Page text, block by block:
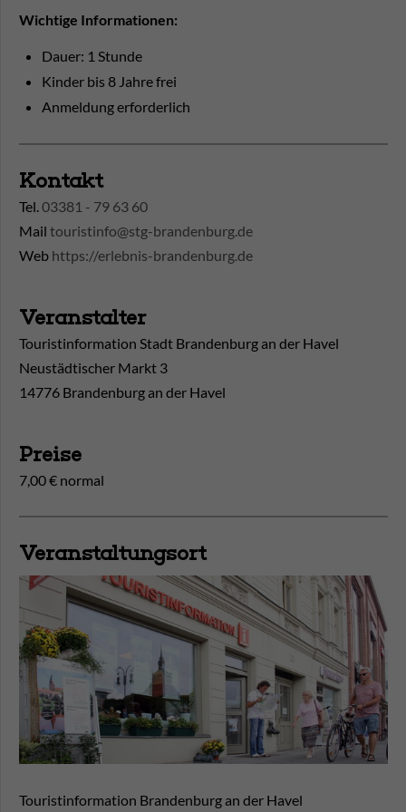
Wichtige Informationen:
Dauer: 1 Stunde
Kinder bis 8 Jahre frei
Anmeldung erforderlich
Kontakt
Tel.03381 - 79 63 60
Mail touristinfo@stg-brandenburg.de
Web https://erlebnis-brandenburg.de
Veranstalter
Touristinformation Stadt Brandenburg an der Havel
Neustädtischer Markt 3
14776 Brandenburg an der Havel
Preise
7,00 € normal
Veranstaltungsort
Touristinformation Brandenburg an der Havel